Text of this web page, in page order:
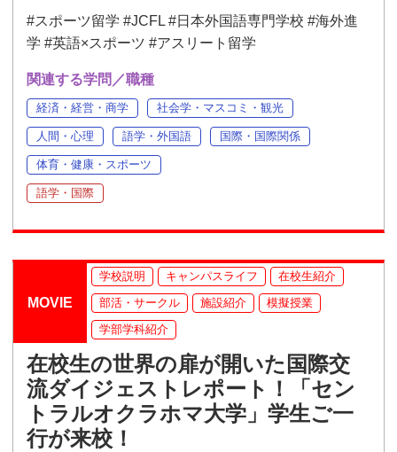
#スポーツ留学 #JCFL #日本外国語専門学校 #海外進
学 #英語×スポーツ #アスリート留学
関連する学問／職種
経済・経営・商学 社会学・マスコミ・観光
人間・心理 語学・外国語 国際・国際関係
体育・健康・スポーツ
語学・国際
MOVIE
学校説明 キャンパスライフ
在校生紹介
部活・サークル
施設紹介
模擬授業
学部学科紹介
在校生の世界の扉が開いた国際交
流ダイジェストレポート！「セン
トラルオクラホマ大学」学生ご一
行が来校！